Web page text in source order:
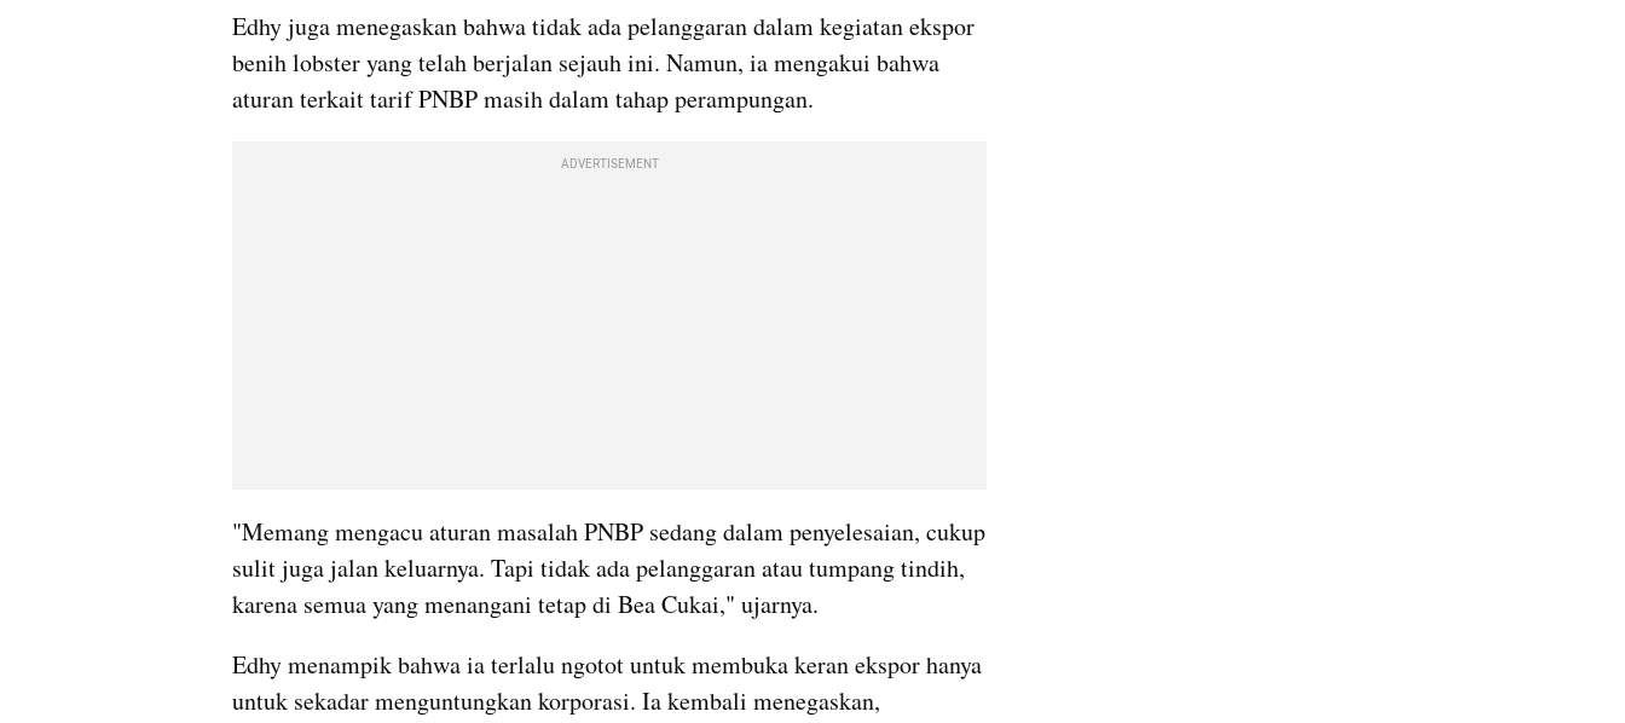
Edhy juga menegaskan bahwa tidak ada pelanggaran dalam kegiatan ekspor
benih lobster yang telah berjalan sejauh ini. Namun, ia mengakui bahwa
aturan terkait tarif PNBP masih dalam tahap perampungan.
ADVERTISEMENT
"Memang mengacu aturan masalah PNBP sedang dalam penyelesaian, cukup
sulit juga jalan keluarnya. Tapi tidak ada pelanggaran atau tumpang tindih,
karena semua yang menangani tetap di Bea Cukai," ujarnya.
Edhy menampik bahwa ia terlalu ngotot untuk membuka keran ekspor hanya
untuk sekadar menguntungkan korporasi. Ia kembali menegaskan,